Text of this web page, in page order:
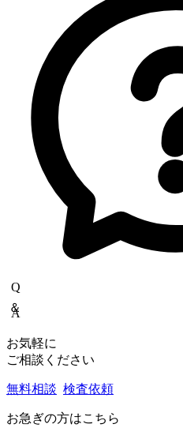
Q＆A
お気軽に
ご相談ください
無料相談 検査依頼
お急ぎの方はこちら